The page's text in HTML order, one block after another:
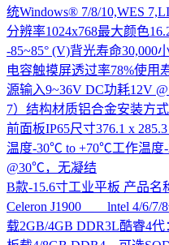
统Windows® 7/8/10,WES
分辨率1024x768最大颜色
-85~85° (V)背光寿命30,000
电容触摸屏透过率78%使用
源输入9~36V DC功耗12V
7）结构材质铝合金安装方
前面板IP65尺寸376.1 x
温度-30℃ to +70℃工作温度
@30℃，无凝结
B款-15.6寸工业平板 产品名
Celeron J1900 lntel 4/6/7/8
载2GB/4GB DDR3L酷睿4代